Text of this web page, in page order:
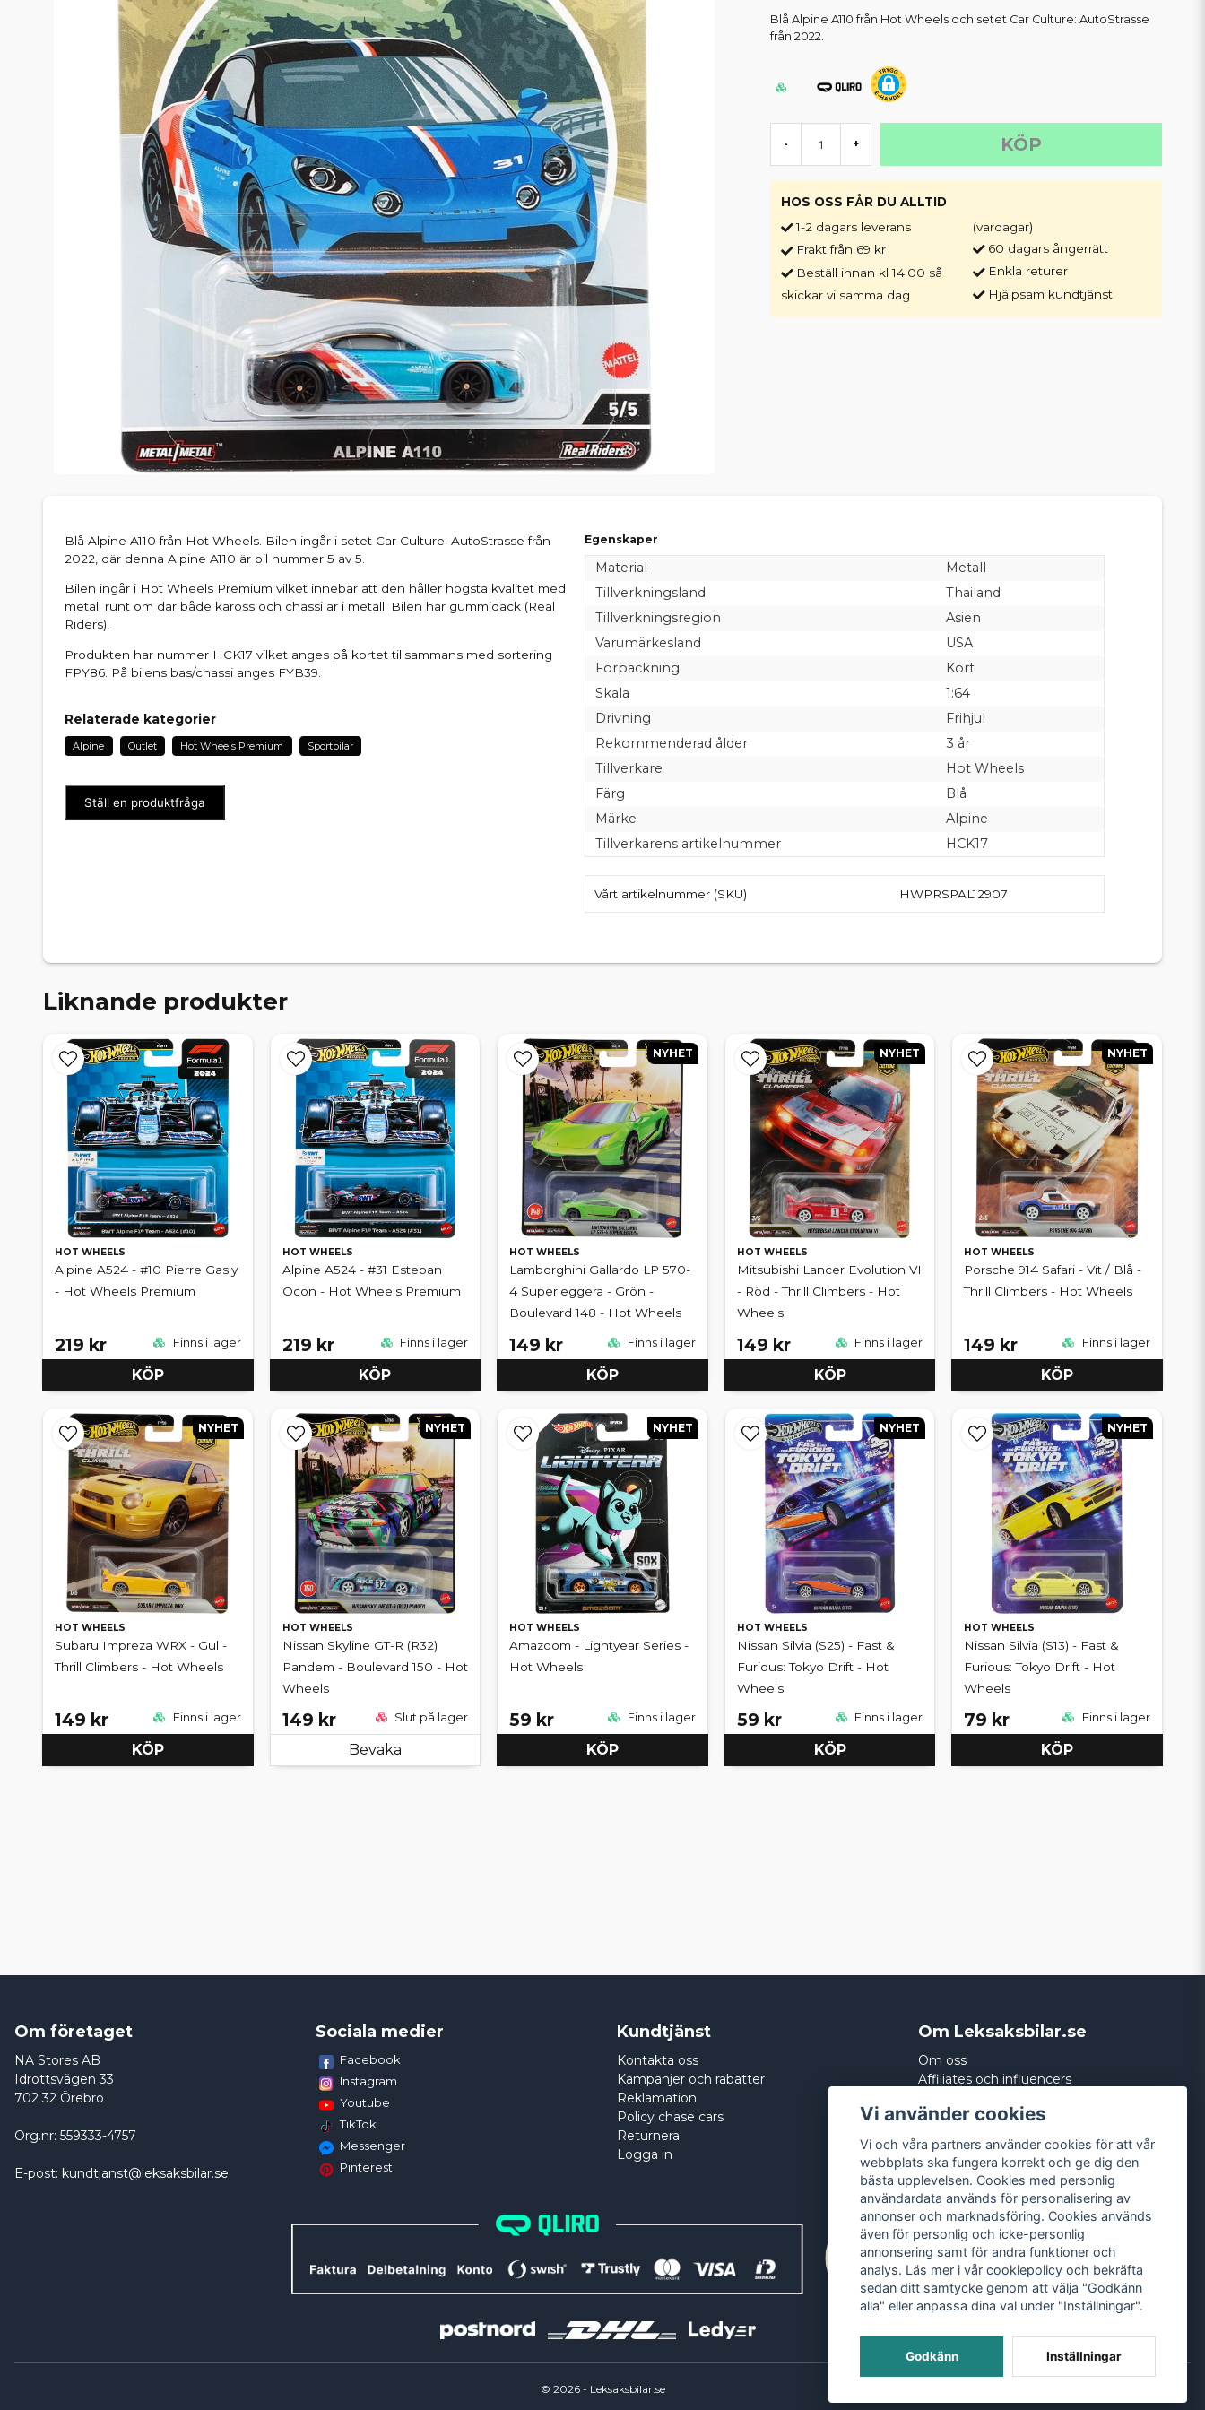
Blå Alpine A110 från Hot Wheels och setet Car Culture: AutoStrasse
från 2022.
- + KÖP
HOS OSS FÅR DU ALLTID
1-2 dagars leverans
Frakt från 69 kr
Beställ innan kl 14.00 så
skickar vi samma dag
(vardagar)
60 dagars ångerrätt
Enkla returer
Hjälpsam kundtjänst
Blå Alpine A110 från Hot Wheels. Bilen ingår i setet Car Culture: AutoStrasse från
2022, där denna Alpine A110 är bil nummer 5 av 5.
Bilen ingår i Hot Wheels Premium vilket innebär att den håller högsta kvalitet med
metall runt om där både kaross och chassi är i metall. Bilen har gummidäck (Real
Riders).
Produkten har nummer HCK17 vilket anges på kortet tillsammans med sortering
FPY86. På bilens bas/chassi anges FYB39.
Relaterade kategorier
Alpine Outlet Hot Wheels Premium Sportbilar
Ställ en produktfråga
Egenskaper
Material
Metall
Tillverkningsland
Thailand
Tillverkningsregion
Asien
Varumärkesland
USA
Förpackning
Kort
Skala
1:64
Drivning
Frihjul
Rekommenderad ålder
3 år
Tillverkare
Hot Wheels
Färg
Blå
Märke
Alpine
Tillverkarens artikelnummer
HCK17
Vårt artikelnummer (SKU) HWPRSPAL12907
Liknande produkter
HOT WHEELS
Alpine A524 - #10 Pierre Gasly
- Hot Wheels Premium
219 kr Finns i lager
KÖP
HOT WHEELS
Alpine A524 - #31 Esteban
Ocon - Hot Wheels Premium
219 kr Finns i lager
KÖP
HOT WHEELS
Lamborghini Gallardo LP 570-
4 Superleggera - Grön -
Boulevard 148 - Hot Wheels
149 kr Finns i lager
KÖP
NYHET
HOT WHEELS
Mitsubishi Lancer Evolution VI
- Röd - Thrill Climbers - Hot
Wheels
149 kr Finns i lager
KÖP
NYHET
HOT WHEELS
Porsche 914 Safari - Vit / Blå -
Thrill Climbers - Hot Wheels
149 kr Finns i lager
KÖP
NYHET
HOT WHEELS
Subaru Impreza WRX - Gul -
Thrill Climbers - Hot Wheels
149 kr Finns i lager
KÖP
NYHET
HOT WHEELS
Nissan Skyline GT-R (R32)
Pandem - Boulevard 150 - Hot
Wheels
149 kr Slut på lager
Bevaka
NYHET
HOT WHEELS
Amazoom - Lightyear Series -
Hot Wheels
59 kr Finns i lager
KÖP
NYHET
HOT WHEELS
Nissan Silvia (S25) - Fast &
Furious: Tokyo Drift - Hot
Wheels
59 kr Finns i lager
KÖP
NYHET
HOT WHEELS
Nissan Silvia (S13) - Fast &
Furious: Tokyo Drift - Hot
Wheels
79 kr Finns i lager
KÖP
NYHET
Om företaget
NA Stores AB
Idrottsvägen 33
702 32 Örebro
Org.nr: 559333-4757
E-post: kundtjanst@leksaksbilar.se
Sociala medier
Facebook
Instagram
Youtube
TikTok
Messenger
Pinterest
Kundtjänst
Kontakta oss
Kampanjer och rabatter
Reklamation
Policy chase cars
Returnera
Logga in
Om Leksaksbilar.se
Om oss
Affiliates och influencers
Integritetspolicy
© 2026- Leksaksbilar.se
Vi använder cookies
Vi och våra partners använder cookies för att vår
webbplats ska fungera korrekt och ge dig den
bästa upplevelsen. Cookies med personlig
användardata används för personalisering av
annonser och marknadsföring. Cookies används
även för personlig och icke-personlig
annonsering samt för andra funktioner och
analys. Läs mer i vårcookiepolicy och bekräfta
sedan ditt samtycke genom att välja "Godkänn
alla" eller anpassa dina val under "Inställningar".
Godkänn Inställningar